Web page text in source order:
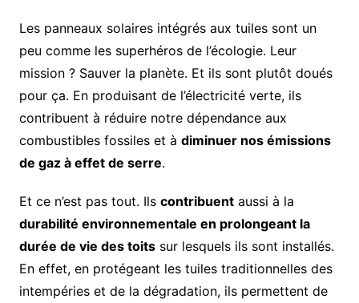
Les panneaux solaires intégrés aux tuiles sont un
peu comme les superhéros de l’écologie. Leur
mission ? Sauver la planète. Et ils sont plutôt doués
pour ça. En produisant de l’électricité verte, ils
contribuent à réduire notre dépendance aux
combustibles fossiles et à diminuer nos émissions
de gaz à effet de serre.
Et ce n’est pas tout. Ils contribuentaussi à la
durabilité environnementale en prolongeant la
durée de vie des toitssur lesquels ils sont installés.
En effet, en protégeant les tuiles traditionnelles des
intempéries et de la dégradation, ils permettent de